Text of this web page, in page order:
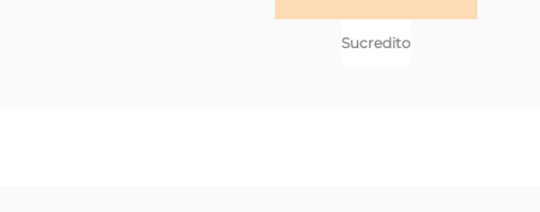
Sucredito